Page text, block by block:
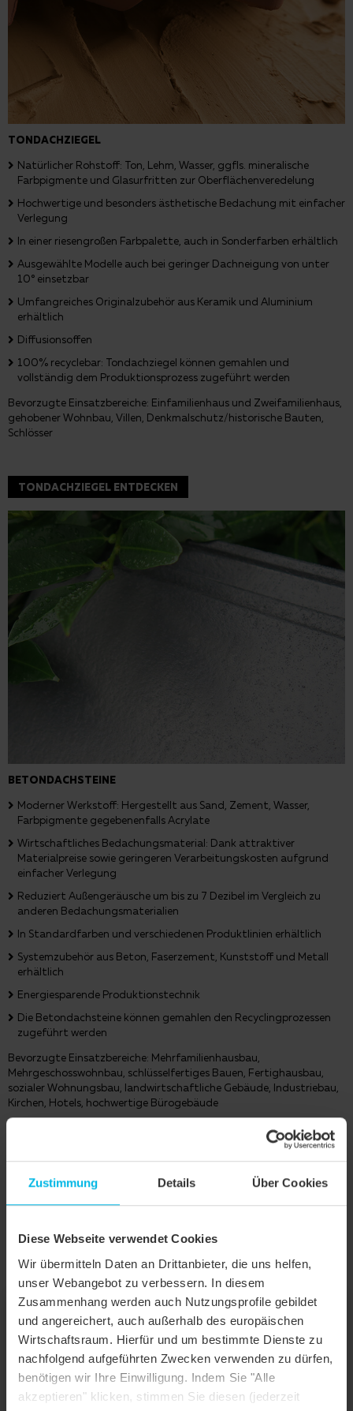
Zustimmung Details Über Cookies
Diese Webseite verwendet Cookies
Wir übermitteln Daten an Drittanbieter, die uns helfen,
unser Webangebot zu verbessern. In diesem
Zusammenhang werden auch Nutzungsprofile gebildet
und angereichert, auch außerhalb des europäischen
Wirtschaftsraum. Hierfür und um bestimmte Dienste zu
nachfolgend aufgeführten Zwecken verwenden zu dürfen,
benötigen wir Ihre Einwilligung. Indem Sie "Alle
akzeptieren" klicken, stimmen Sie diesen (jederzeit
TONDACHZIEGEL
Natürlicher Rohstoff: Ton, Lehm, Wasser, ggfls. mineralische
Farbpigmente und Glasurfritten zur Oberflächenveredelung
Hochwertige und besonders ästhetische Bedachung mit einfacher
Verlegung
In einer riesengroßen Farbpalette, auch in Sonderfarben erhältlich
Ausgewählte Modelle auch bei geringer Dachneigung von unter
10° einsetzbar
Umfangreiches Originalzubehör aus Keramik und Aluminium
erhältlich
Diffusionsoffen
100% recyclebar: Tondachziegel können gemahlen und
vollständig dem Produktionsprozess zugeführt werden
Bevorzugte Einsatzbereiche: Einfamilienhaus und Zweifamilienhaus,
gehobener Wohnbau, Villen, Denkmalschutz/historische Bauten,
Schlösser
TONDACHZIEGEL ENTDECKEN
BETONDACHSTEINE
Moderner Werkstoff: Hergestellt aus Sand, Zement, Wasser,
Farbpigmente gegebenenfalls Acrylate
Wirtschaftliches Bedachungsmaterial: Dank attraktiver
Materialpreise sowie geringeren Verarbeitungskosten aufgrund
einfacher Verlegung
Reduziert Außengeräusche um bis zu 7 Dezibel im Vergleich zu
anderen Bedachungsmaterialien
In Standardfarben und verschiedenen Produktlinien erhältlich
Systemzubehör aus Beton, Faserzement, Kunststoff und Metall
erhältlich
Energiesparende Produktionstechnik
Die Betondachsteine können gemahlen den Recyclingprozessen
zugeführt werden
Bevorzugte Einsatzbereiche: Mehrfamilienhausbau,
Mehrgeschosswohnbau, schlüsselfertiges Bauen, Fertighausbau,
sozialer Wohnungsbau, landwirtschaftliche Gebäude, Industriebau,
Kirchen, Hotels, hochwertige Bürogebäude
Eigenschaften.Hier alle Steildachformen entdecken.